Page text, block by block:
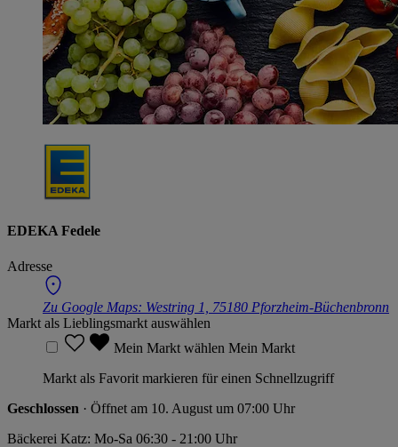
EDEKA Fedele
Adresse
Zu Google Maps: Westring 1, 75180 Pforzheim-Büchenbronn
Markt als Lieblingsmarkt auswählen
Mein Markt wählen Mein Markt
Markt als Favorit markieren für einen Schnellzugriff
Geschlossen · Öffnet am 10. August um 07:00 Uhr
Bäckerei Katz: Mo-Sa 06:30 - 21:00 Uhr